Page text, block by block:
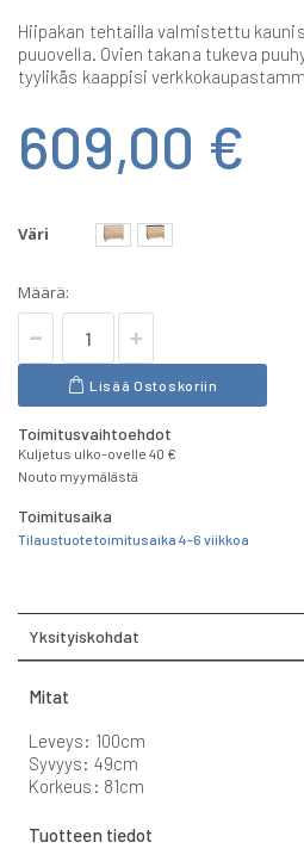
Hiipakan tehtailla valmistettu
puuovella. Ovien takana tukeva
tyylikäs kaappisi
609,00 €
Väri
Määrä:
Lisää Ostoskoriin
Toimitusvaihtoehdot
Kuljetus ulko-ovelle 40 €
Nouto myymälästä
Toimitusaika
Tilaustuote toimitusaika 4-6 viikkoa
Yksityiskohdat
Mitat
Leveys: 100cm
Syvyys: 49cm
Korkeus: 81cm
Tuotteen tiedot